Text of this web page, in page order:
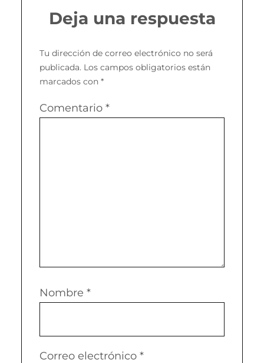
Deja una respuesta
Tu dirección de correo electrónico no será
publicada. Los campos obligatorios están
marcados con *
Comentario *
Nombre *
Correo electrónico *